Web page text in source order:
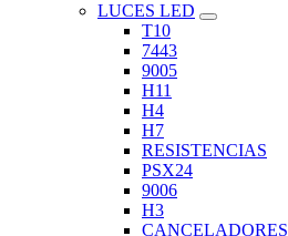
LUCES LED
T10
7443
9005
H11
H4
H7
RESISTENCIAS
PSX24
9006
H3
CANCELADORES